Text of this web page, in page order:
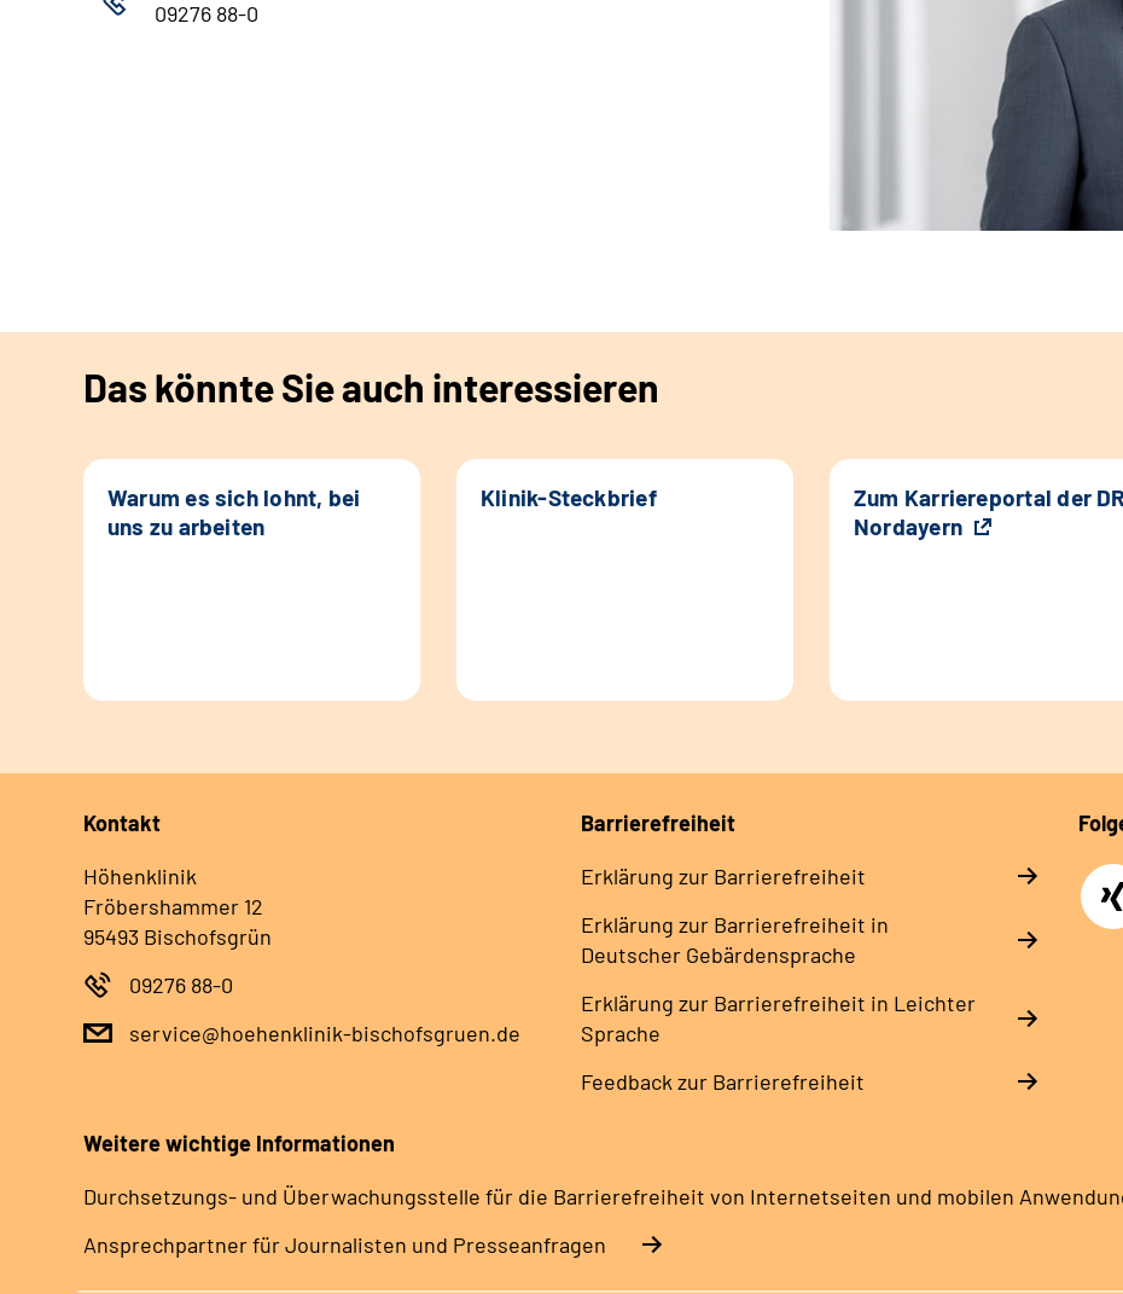
09276 88-0
Das könnte Sie auch interessieren
Warum es sich lohnt, bei
uns zu arbeiten
Klinik-Steckbrief
Zum Karriereportal der
Nordayern
Kontakt
Höhenklinik
Fröbershammer 12
95493 Bischofsgrün
09276 88-0
service@hoehenklinik-bischofsgruen.de
Barrierefreiheit
Erklärung zur Barrierefreiheit
Erklärung zur Barrierefreiheit in
Deutscher Gebärdensprache
Erklärung zur Barrierefreiheit in Leichter
Sprache
Feedback zur Barrierefreiheit
Weitere wichtige Informationen
Durchsetzungs- und Überwachungsstelle für die Barrierefreiheit von Internetseiten und mobilen
Ansprechpartner für Journalisten und Presseanfragen